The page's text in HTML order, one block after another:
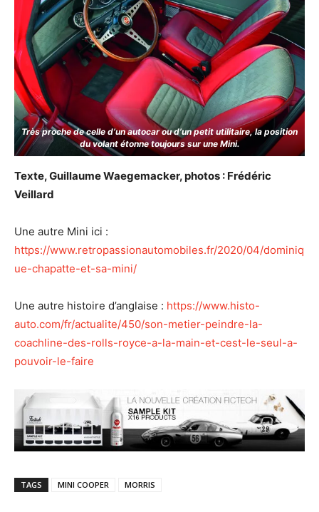
Très proche de celle d’un autocar ou d’un petit utilitaire, la position
du volant étonne toujours sur une Mini.
Texte, Guillaume Waegemacker, photos : Frédéric
Veillard
Une autre Mini ici :
https://www.retropassionautomobiles.fr/2020/04/dominiq
ue-chapatte-et-sa-mini/
Une autre histoire d’anglaise : https://www.histo-
auto.com/fr/actualite/450/son-metier-peindre-la-
coachline-des-rolls-royce-a-la-main-et-cest-le-seul-a-
pouvoir-le-faire
TAGS MINI COOPER MORRIS